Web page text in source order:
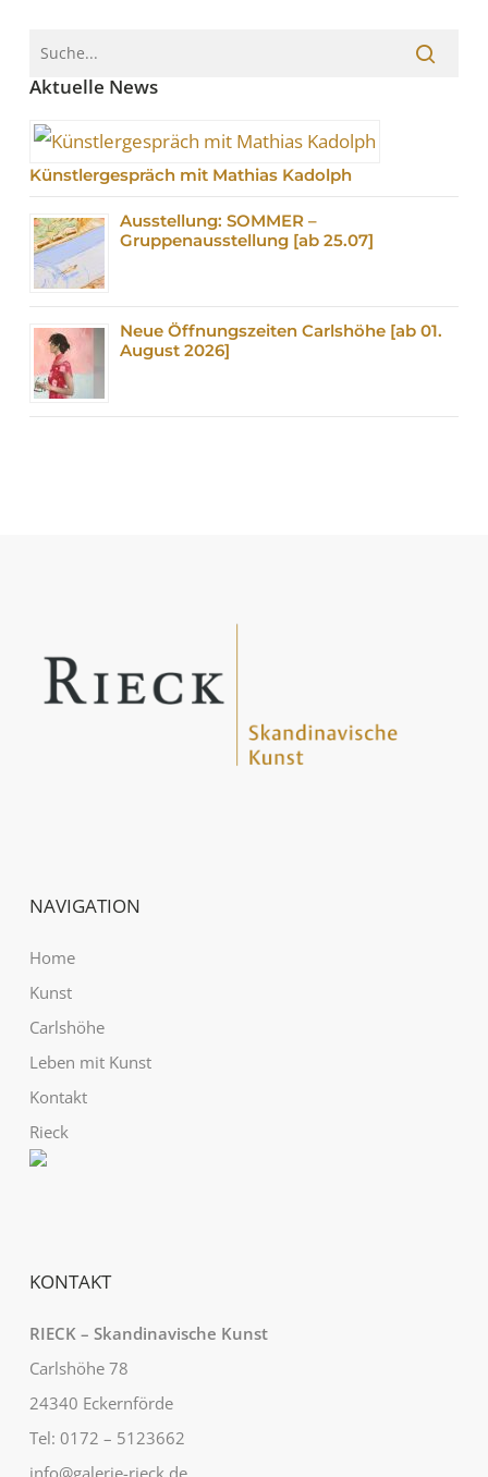
Aktuelle News
Künstlergespräch mit Mathias Kadolph
Ausstellung: SOMMER –
Gruppenausstellung [ab 25.07]
Neue Öffnungszeiten Carlshöhe [ab 01.
August 2026]
NAVIGATION
Home
Kunst
Carlshöhe
Leben mit Kunst
Kontakt
Rieck
KONTAKT
RIECK – Skandinavische Kunst
Carlshöhe 78
24340 Eckernförde
Tel: 0172 – 5123662